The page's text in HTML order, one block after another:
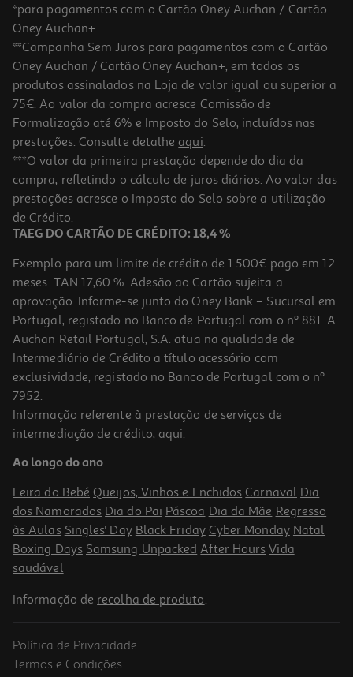
*para pagamentos com o Cartão Oney Auchan / Cartão
Oney Auchan+.
**Campanha Sem Juros para pagamentos com o Cartão
Oney Auchan / Cartão Oney Auchan+, em todos os
produtos assinalados na Loja de valor igual ou superior a
75€. Ao valor da compra acresce Comissão de
Formalização até 6% e Imposto do Selo, incluídos nas
prestações. Consulte detalhe aqui.
***O valor da primeira prestação depende do dia da
compra, refletindo o cálculo de juros diários. Ao valor das
prestações acresce o Imposto do Selo sobre a utilização
de Crédito.
TAEG DO CARTÃO DE CRÉDITO: 18,4 %
Exemplo para um limite de crédito de 1.500€ pago em 12
meses. TAN 17,60 %. Adesão ao Cartão sujeita a
aprovação. Informe-se junto do Oney Bank – Sucursal em
Portugal, registado no Banco de Portugal com o nº 881. A
Auchan Retail Portugal, S.A. atua na qualidade de
Intermediário de Crédito a título acessório com
exclusividade, registado no Banco de Portugal com o nº
7952.
Informação referente à prestação de serviços de
intermediação de crédito, aqui.
Ao longo do ano
Feira do Bebé Queijos, Vinhos e Enchidos Carnaval Dia
dos Namorados Dia do Pai Páscoa Dia da Mãe Regresso
às Aulas Singles' Day Black Friday Cyber Monday Natal
Boxing Days Samsung Unpacked After Hours Vida
saudável
Informação de recolha de produto.
Política de Privacidade
Termos e Condições